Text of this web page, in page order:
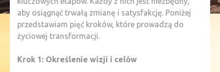
aby osiągnąć trwałą zmianę i satysfakcję. Poniżej
przedstawiam pięć kroków, które prowadzą do
życiowej transformacji.
Krok 1: Określenie wizji i celów